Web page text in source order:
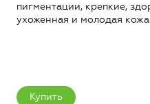
пигментации, крепкие,
ухоженная и молодая
Купить